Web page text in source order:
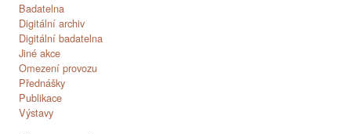
Badatelna
Digitální archiv
Digitální badatelna
Jiné akce
Omezení provozu
Přednášky
Publikace
Výstavy